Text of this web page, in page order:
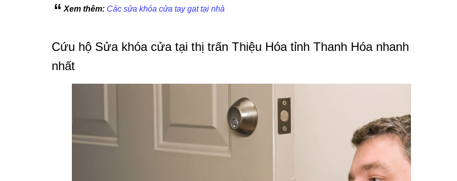
Xem thêm: Các sửa khóa cửa tay gạt tại nhà
Cứu hộ Sửa khóa cửa tại thị trấn Thiệu Hóa tỉnh Thanh Hóa nhanh
nhất